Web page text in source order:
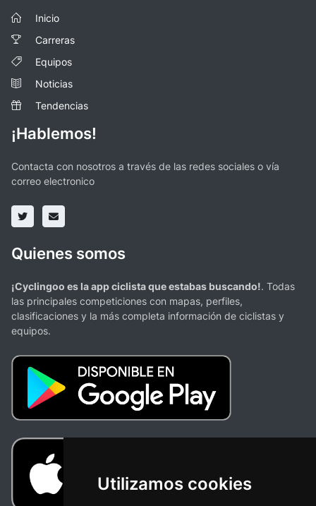
Utilizamos cookies
Inicio
Carreras
Equipos
Noticias
Tendencias
¡Hablemos!
Contacta con nosotros a través de las redes sociales o vía
correo electronico
Quienes somos
¡Cyclingoo es la app ciclista que estabas buscando!. Todas
las principales competiciones con mapas, perfiles,
clasificaciones y la más completa información de ciclistas y
equipos.